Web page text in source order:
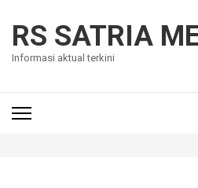
content
(Press
RS SATRIA
Informasi aktual terkini